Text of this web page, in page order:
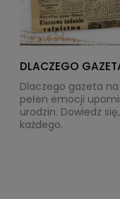
DLACZEGO
Dlaczego gazeta
pełen emocji
urodzin. Dowiedz
każdego.